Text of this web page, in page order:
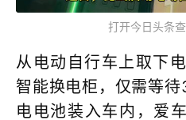
打开今日头条
从电动自行车上取下
智能换电柜，仅需等
电电池装入车内，爱